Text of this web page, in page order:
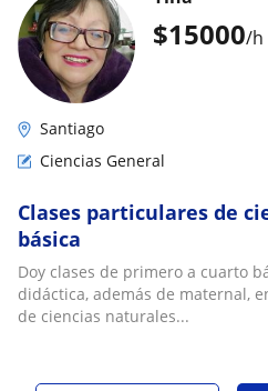
$15000/h
Santiago
Ciencias General
Clases particulares de
básica
Doy clases de primero a cuarto
didáctica, además de maternal,
de ciencias naturales...